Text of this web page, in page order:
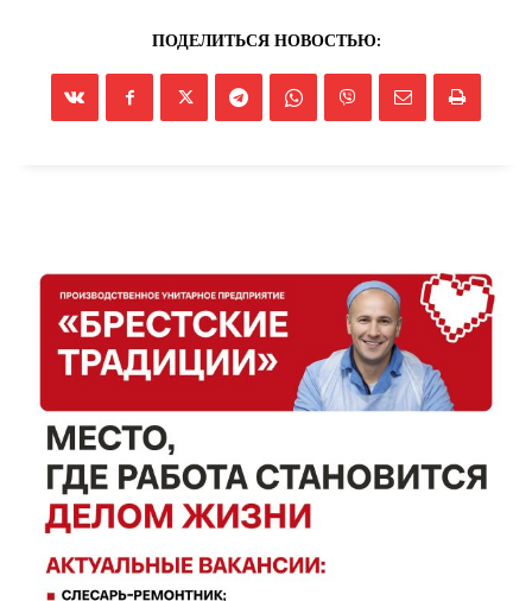
ПОДЕЛИТЬСЯ НОВОСТЬЮ: